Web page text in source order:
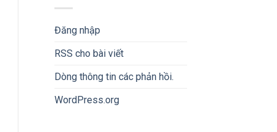
Đăng nhập
RSS cho bài viết
Dòng thông tincác phản hồi.
WordPress.org